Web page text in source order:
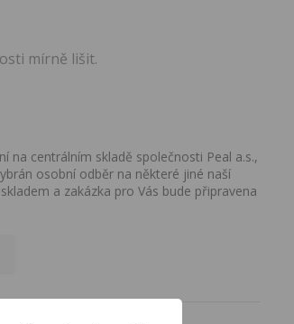
mírně lišit.
na centrálním skladě společnosti Peal a.s.,
osobní odběr na některé jiné naší
a zakázka pro Vás bude připravena